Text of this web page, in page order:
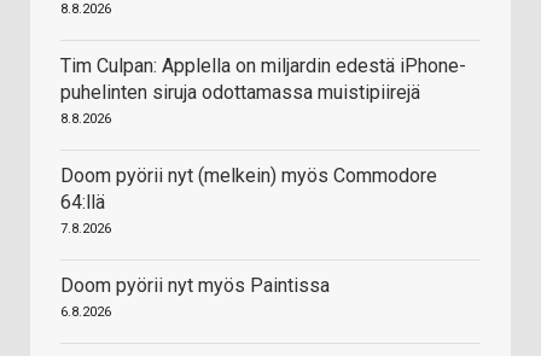
8.8.2026
Tim Culpan: Applella on miljardin edestä iPhone-
puhelinten siruja odottamassa muistipiirejä
8.8.2026
Doom pyörii nyt (melkein) myös Commodore
64:llä
7.8.2026
Doom pyörii nyt myös Paintissa
6.8.2026